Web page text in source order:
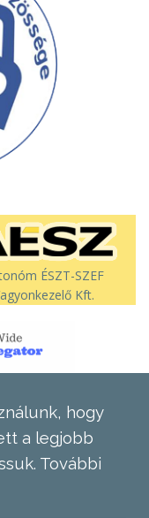
ÉSZT-SZEF
Kft.
hogy
a legjobb
További